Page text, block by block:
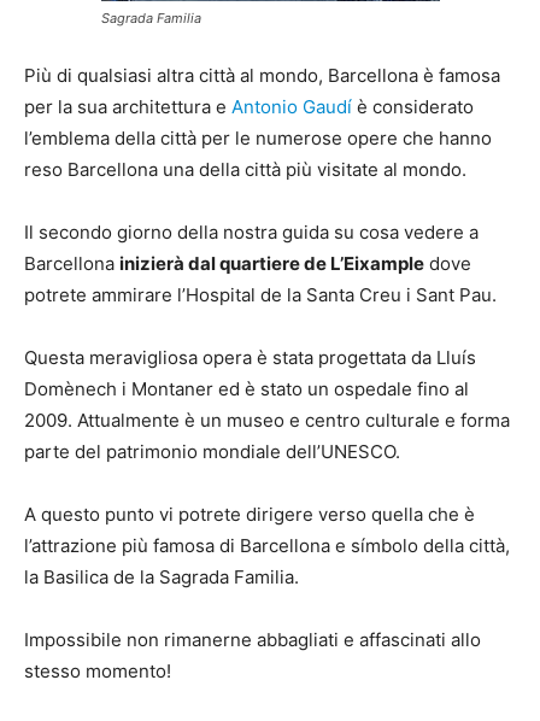
Sagrada Familia
Più di qualsiasi altra città al mondo, Barcellona è famosa
per la sua architettura e Antonio Gaudí è considerato
l’emblema della città per le numerose opere che hanno
reso Barcellona una della città più visitate al mondo.
Il secondo giorno della nostra guida su cosa vedere a
Barcellona inizierà dal quartiere de L’Eixample dove
potrete ammirare l’Hospital de la Santa Creu i Sant Pau.
Questa meravigliosa opera è stata progettata da Lluís
Domènech i Montaner ed è stato un ospedale fino al
2009. Attualmente è un museo e centro culturale e forma
parte del patrimonio mondiale dell’UNESCO.
A questo punto vi potrete dirigere verso quella che è
l’attrazione più famosa di Barcellona e símbolo della città,
la Basilica de la Sagrada Familia.
Impossibile non rimanerne abbagliati e affascinati allo
stesso momento!